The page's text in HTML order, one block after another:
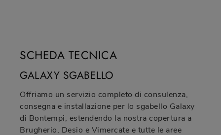
SCHEDA TECNICA
GALAXY SGABELLO
Offriamo un servizio completo di consulenza,
consegna e installazione per lo sgabello Galaxy
di Bontempi, estendendo la nostra copertura a
Brugherio, Desio e Vimercate e tutte le aree